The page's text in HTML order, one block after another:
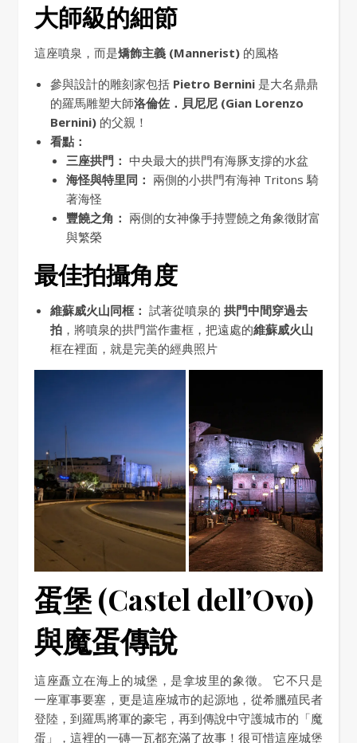
大師級的細節
這座噴泉，而是矯飾主義 (Mannerist) 的風格
參與設計的雕刻家包括 Pietro Bernini 是大名鼎鼎
的羅馬雕塑大師洛倫佐．貝尼尼 (Gian Lorenzo
Bernini) 的父親！
看點：
三座拱門： 中央最大的拱門有海豚支撐的水盆
海怪與特里同： 兩側的小拱門有海神 Tritons 騎
著海怪
豐饒之角： 兩側的女神像手持豐饒之角象徵財富
與繁榮
最佳拍攝角度
維蘇威火山同框： 試著從噴泉的 拱門中間穿過去
拍 ，將噴泉的拱門當作畫框，把遠處的維蘇威火山
框在裡面，就是完美的經典照片
蛋堡 (Castel dell’Ovo)
與魔蛋傳說
這座矗立在海上的城堡，是拿坡里的象徵。 它不只是
一座軍事要塞，更是這座城市的起源地，從希臘殖民者
登陸，到羅馬將軍的豪宅，再到傳說中守護城市的「魔
蛋」，這裡的一磚一瓦都充滿了故事！很可惜這座城堡